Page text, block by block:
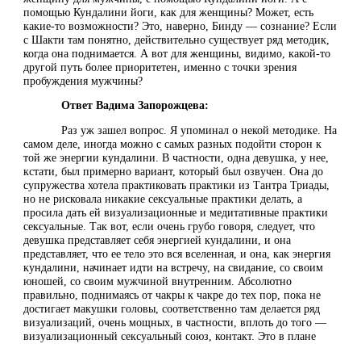
помощью Кундалини йоги, как для женщины? Может, есть
какие-то возможности? Это, наверно, Бинду — сознание? Если
с Шакти там понятно, действительно существует ряд методик,
когда она поднимается. А вот для женщины, видимо, какой-то
другой путь более приоритетен, именно с точки зрения
пробуждения мужчины?
Ответ Вадима Запорожцева:
Раз уж зашел вопрос. Я упоминал о некой методике. На
самом деле, иногда можно с самых разных подойти сторон к
той же энергии кундалини. В частности, одна девушка, у нее,
кстати, был примерно вариант, который был озвучен. Она до
супружества хотела практиковать практики из Тантра Триады,
но не рисковала никакие сексуальные практики делать, а
просила дать ей визуализационные и медитативные практики
сексуальные. Так вот, если очень грубо говоря, следует, что
девушка представляет себя энергией кундалини, и она
представляет, что ее тело это вся вселенная, и она, как энергия
кундалини, начинает идти на встречу, на свидание, со своим
юношей, со своим мужчиной внутренним. Абсолютно
правильно, поднимаясь от чакры к чакре до тех пор, пока не
достигает макушки головы, соответственно там делается ряд
визуализаций, очень мощных, в частности, вплоть до того —
визуализационный сексуальный союз, контакт. Это в плане